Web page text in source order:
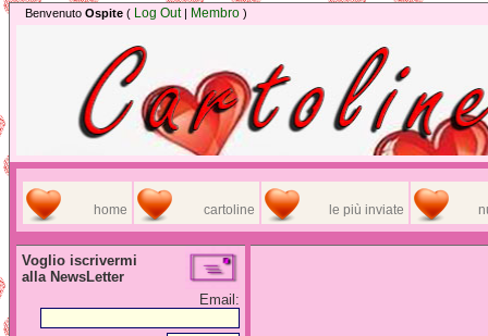
Benvenuto Ospite ( Log Out| Membro )
home cartoline le più inviate
Voglio iscrivermi
alla NewsLetter
Email: